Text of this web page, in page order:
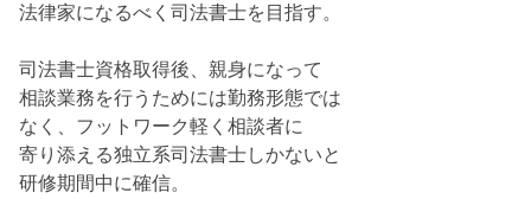
法律家になるべく司法書士を目指す。
司法書士資格取得後、親身になって
相談業務を行うためには勤務形態では
なく、フットワーク軽く相談者に
寄り添える独立系司法書士しかないと
研修期間中に確信。